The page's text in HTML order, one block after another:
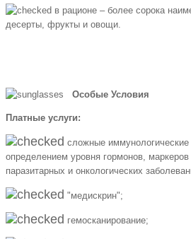
в рационе – более сорока
десерты, фрукты и овощи.
Особые Условия
Платные услуги:
сложные иммунологические
определением уровня гормонов,
паразитарных и онкологических
"медискрин";
гемосканирование;